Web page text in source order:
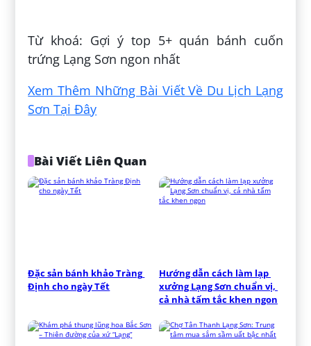
Từ khoá: Gợi ý top 5+ quán bánh cuốn
trứng Lạng Sơn ngon nhất
Xem Thêm Những Bài Viết Về Du Lịch Lạng
Sơn Tại Đây
Bài Viết Liên Quan
Đặc sản bánh khảo Tràng
Định cho ngày Tết
Hướng dẫn cách làm lạp
xưởng Lạng Sơn chuẩn vị,
cả nhà tấm tắc khen ngon